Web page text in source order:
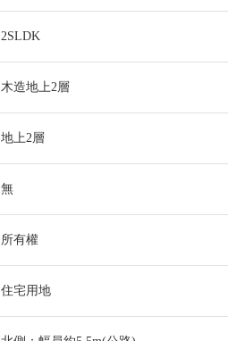
2SLDK
木造地上2層
地上2層
無
所有權
住宅用地